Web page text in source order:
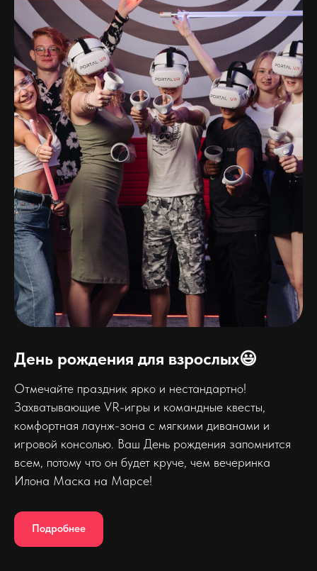
День рождения для взрослых😃
Отмечайте праздник ярко и нестандартно!
Захватывающие VR-игры и командные квесты,
комфортная лаунж-зона с мягкими диванами и
игровой консолью. Ваш День рождения запомнится
всем, потому что он будет круче, чем вечеринка
Илона Маска на Марсе!
Подробнее